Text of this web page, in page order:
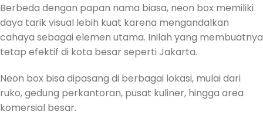
Berbeda dengan papan nama biasa, neon box memiliki
daya tarik visual lebih kuat karena mengandalkan
cahaya sebagai elemen utama. Inilah yang membuatnya
tetap efektif di kota besar seperti Jakarta.
Neon box bisa dipasang di berbagai lokasi, mulai dari
ruko, gedung perkantoran, pusat kuliner, hingga area
komersial besar.